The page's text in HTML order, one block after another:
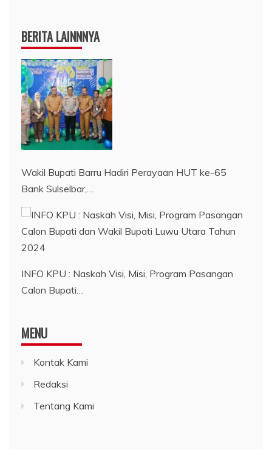
BERITA LAINNNYA
Wakil Bupati Barru Hadiri Perayaan HUT ke-65
Bank Sulselbar,…
INFO KPU : Naskah Visi, Misi, Program Pasangan
Calon Bupati…
MENU
Kontak Kami
Redaksi
Tentang Kami